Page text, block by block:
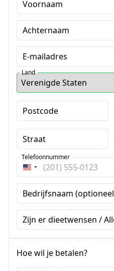
Voornaam
Achternaam
E-mailadres
Land
Postcode
Straat
Verenigde
Staten
+1
Telefoonnummer
Bedrijfsnaam
Zijn er dieetwensen /
Hoe wil je betalen?